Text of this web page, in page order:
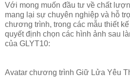
Với mong muốn đầu tư về chất
mang lại sự chuyên nghiệp và hỗ
chương trình, trong các mẫu thiết
quyết định chọn các hình ảnh sau
của GLYT10:
Avatar chương trình Giữ Lửa Yêu